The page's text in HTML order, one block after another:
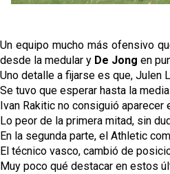
Un equipo mucho más ofensivo
desde la medular y De Jong en
Uno detalle a fijarse es que, Julen
Se tuvo que esperar hasta la
Ivan Rakitic no consiguió
Lo peor de la primera mitad, sin
En la segunda parte, el Athletic
El técnico vasco, cambió de
Muy poco qué destacar en estos